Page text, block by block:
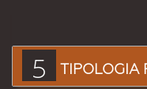
5 TIPOLOGIA